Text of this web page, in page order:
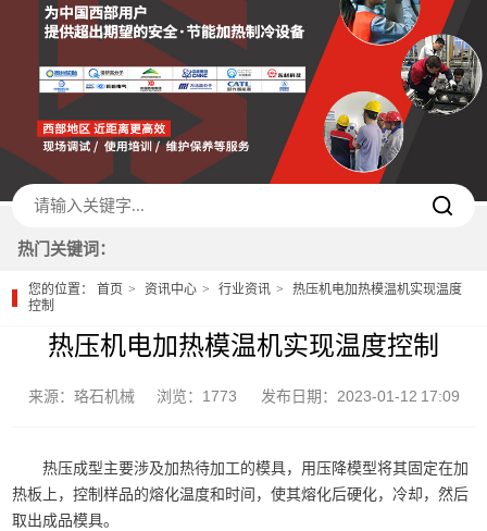
热门关键词：
您的位置：首页 资讯中心 行业资讯
热压机电加热模温机实现温度
控制
热压机电加热模温机实现温度控制
来源：珞石机械 浏览：1773 发布日期：2023-01-12 17:09
热压成型主要涉及加热待加工的模具，用压降模型将其固定在加
热板上，控制样品的熔化温度和时间，使其熔化后硬化，冷却，然后
取出成品模具。